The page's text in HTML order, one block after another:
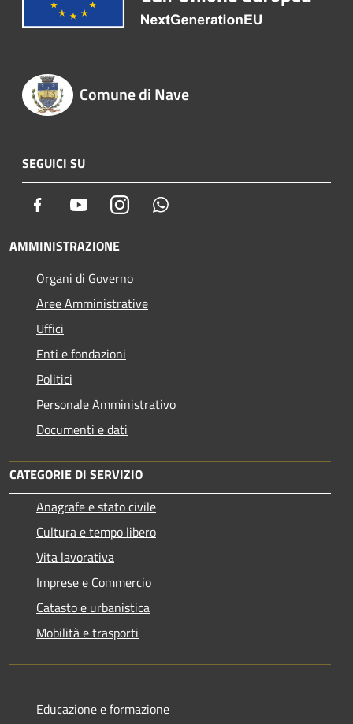
Comune di Nave
SEGUICI SU
Facebook YoutubeInstagram
AMMINISTRAZIONE
Organi di Governo
Aree Amministrative
Uffici
Enti e fondazioni
Politici
Personale Amministrativo
Documenti e dati
CATEGORIE DI SERVIZIO
Anagrafe e stato civile
Cultura e tempo libero
Vita lavorativa
Imprese e Commercio
Catasto e urbanistica
Mobilità e trasporti
Educazione e formazione